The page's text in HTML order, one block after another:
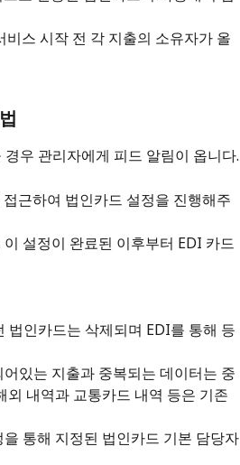
스 시작 전 각 지출의 소유자가 올
우 관리자에게 피드 알림이 옵니다.
접근하여 법인카드 설정을 진행해주
이 설정이 완료된 이후부터 EDI 카드
법인카드는 삭제되며 EDI를 통해 등
있는 지출과 중복되는 데이터는 중
외 내역과 교통카드 내역 등은 기존
통해 지정된 법인카드 기본 담당자